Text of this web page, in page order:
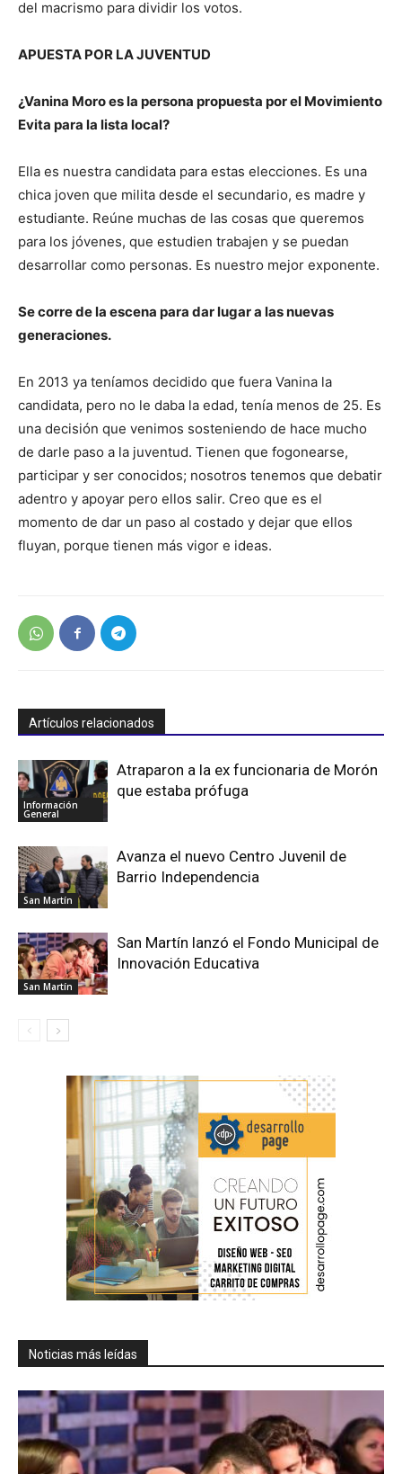
del macrismo para dividir los votos.
APUESTA POR LA JUVENTUD
¿Vanina Moro es la persona propuesta por el Movimiento
Evita para la lista local?
Ella es nuestra candidata para estas elecciones. Es una
chica joven que milita desde el secundario, es madre y
estudiante. Reúne muchas de las cosas que queremos
para los jóvenes, que estudien trabajen y se puedan
desarrollar como personas. Es nuestro mejor exponente.
Se corre de la escena para dar lugar a las nuevas
generaciones.
En 2013 ya teníamos decidido que fuera Vanina la
candidata, pero no le daba la edad, tenía menos de 25. Es
una decisión que venimos sosteniendo de hace mucho
de darle paso a la juventud. Tienen que fogonearse,
participar y ser conocidos; nosotros tenemos que debatir
adentro y apoyar pero ellos salir. Creo que es el
momento de dar un paso al costado y dejar que ellos
fluyan, porque tienen más vigor e ideas.
Artículos relacionados
Información
General
Atraparon a la ex funcionaria de Morón
que estaba prófuga
San Martín
Avanza el nuevo Centro Juvenil de
Barrio Independencia
San Martín
San Martín lanzó el Fondo Municipal de
Innovación Educativa
Noticias más leídas